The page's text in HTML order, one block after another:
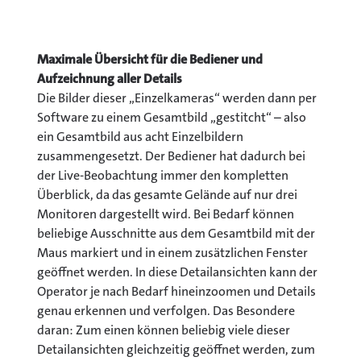
Maximale Übersicht für die Bediener und
Aufzeichnung aller Details
Die Bilder dieser „Einzelkameras“ werden dann per
Software zu einem Gesamtbild „gestitcht“ – also
ein Gesamtbild aus acht Einzelbildern
zusammengesetzt. Der Bediener hat dadurch bei
der Live-Beobachtung immer den kompletten
Überblick, da das gesamte Gelände auf nur drei
Monitoren dargestellt wird. Bei Bedarf können
beliebige Ausschnitte aus dem Gesamtbild mit der
Maus markiert und in einem zusätzlichen Fenster
geöffnet werden. In diese Detailansichten kann der
Operator je nach Bedarf hineinzoomen und Details
genau erkennen und verfolgen. Das Besondere
daran: Zum einen können beliebig viele dieser
Detailansichten gleichzeitig geöffnet werden, zum